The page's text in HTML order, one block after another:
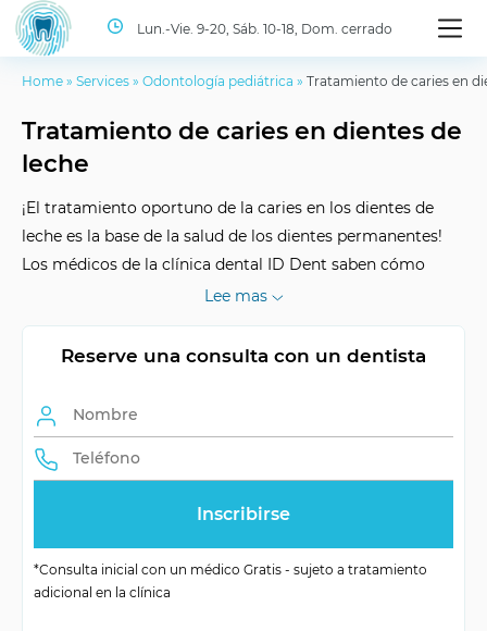
Lun.-Vie. 9-20, Sáb. 10-18, Dom. cerrado
Home » Services » Odontología pediátrica » Tratamiento de caries en
Tratamiento de caries en dientes de
leche
¡El tratamiento oportuno de la caries en los dientes de
leche es la base de la salud de los dientes permanentes!
Los médicos de la clínica dental ID Dent saben cómo
tratar los dientes de leche de manera efectiva, indolora y
tratamiento
Métodos de
obturación
Cantidad de visitas individual
Lee mas
Reserve una consulta con un dentista
*Consulta inicial con un médico Gratis - sujeto a tratamiento
adicional en la clínica